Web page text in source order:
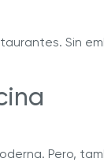
Sin
Pero,